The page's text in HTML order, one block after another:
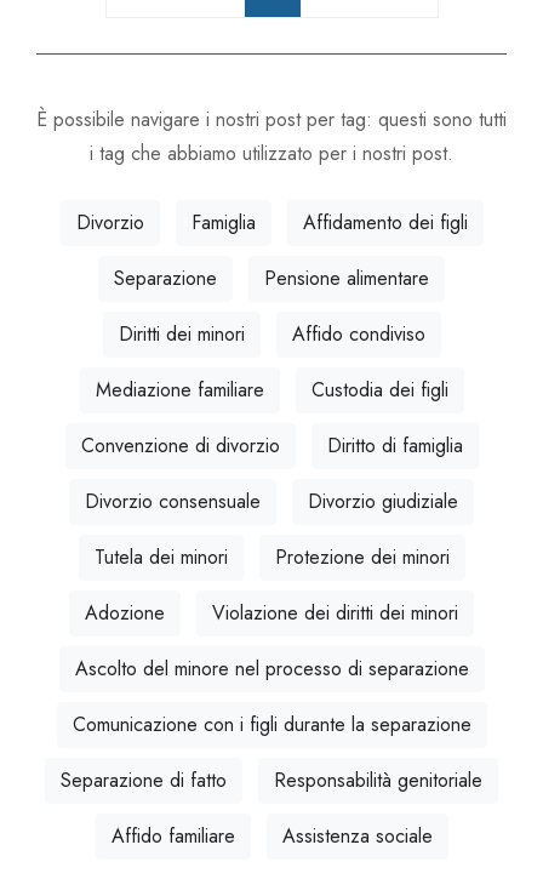
È possibile navigare i nostri post per tag: questi sono tutti
i tag che abbiamo utilizzato per i nostri post.
Divorzio Famiglia
Affidamento dei figli
Separazione
Pensione alimentare
Diritti dei minori
Affido condiviso
Mediazione familiare
Custodia dei figli
Convenzione di divorzio
Diritto di famiglia
Divorzio consensuale
Divorzio giudiziale
Tutela dei minori
Protezione dei minori
Adozione
Violazione dei diritti dei minori
Ascolto del minore nel processo di separazione
Comunicazione con i figli durante la separazione
Separazione di fatto
Responsabilità genitoriale
Affido familiare
Assistenza sociale